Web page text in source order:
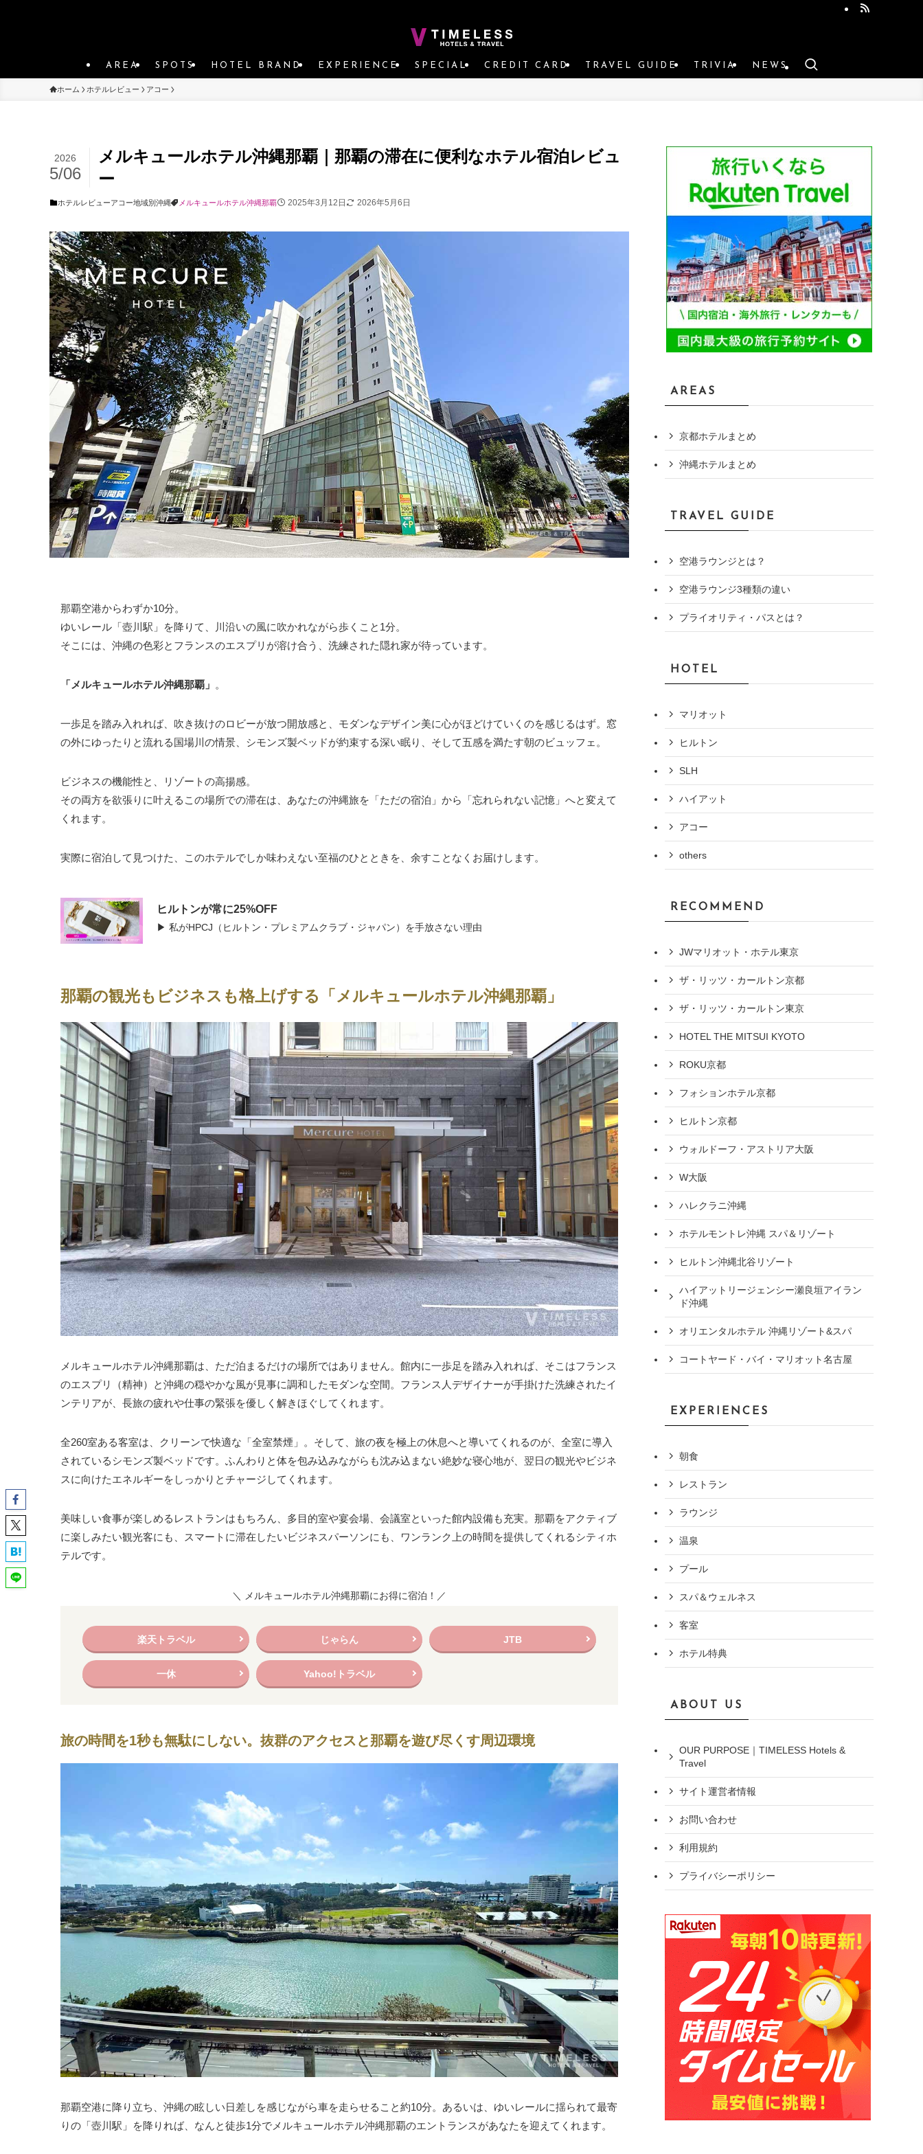
AREA SPOTS HOTEL BRAND EXPERIENCE SPECIAL CREDIT CARD TRAVEL GUIDE TRIVIA NEWS
ホーム ホテルレビュー アコー
メルキュールホテル沖縄那覇｜那覇の滞在に便利なホテル宿泊レビュ
ー
2026
5/06
ホテルレビューアコー地域別沖縄 メルキュールホテル沖縄那覇 2025年3月12日 2026年5月6日
那覇空港からわずか10分。
ゆいレール「壺川駅」を降りて、川沿いの風に吹かれながら歩くこと1分。
そこには、沖縄の色彩とフランスのエスプリが溶け合う、洗練された隠れ家が待っています。
「メルキュールホテル沖縄那覇」 。
一歩足を踏み入れれば、吹き抜けのロビーが放つ開放感と、モダンなデザイン美に心がほどけていくのを感じるはず。窓
の外にゆったりと流れる国場川の情景、シモンズ製ベッドが約束する深い眠り、そして五感を満たす朝のビュッフェ。
ビジネスの機能性と、リゾートの高揚感。
その両方を欲張りに叶えるこの場所での滞在は、あなたの沖縄旅を「ただの宿泊」から「忘れられない記憶」へと変えて
くれます。
実際に宿泊して見つけた、このホテルでしか味わえない至福のひとときを、余すことなくお届けします。
ヒルトンが常に25%OFF
▶ 私がHPCJ（ヒルトン・プレミアムクラブ・ジャパン）を手放さない理由
那覇の観光もビジネスも格上げする「メルキュールホテル沖縄那覇」
メルキュールホテル沖縄那覇は、ただ泊まるだけの場所ではありません。館内に一歩足を踏み入れれば、そこはフランス
のエスプリ（精神）と沖縄の穏やかな風が見事に調和したモダンな空間。フランス人デザイナーが手掛けた洗練されたイ
ンテリアが、長旅の疲れや仕事の緊張を優しく解きほぐしてくれます。
全260室ある客室は、クリーンで快適な「全室禁煙」。そして、旅の夜を極上の休息へと導いてくれるのが、全室に導入
されているシモンズ製ベッドです。ふんわりと体を包み込みながらも沈み込まない絶妙な寝心地が、翌日の観光やビジネ
スに向けたエネルギーをしっかりとチャージしてくれます。
美味しい食事が楽しめるレストランはもちろん、多目的室や宴会場、会議室といった館内設備も充実。那覇をアクティブ
に楽しみたい観光客にも、スマートに滞在したいビジネスパーソンにも、ワンランク上の時間を提供してくれるシティホ
テルです。
＼ メルキュールホテル沖縄那覇にお得に宿泊！／
楽天トラベル じゃらん JTB
一休 Yahoo!トラベル
旅の時間を1秒も無駄にしない。抜群のアクセスと那覇を遊び尽くす周辺環境
那覇空港に降り立ち、沖縄の眩しい日差しを感じながら車を走らせること約10分。あるいは、ゆいレールに揺られて最寄
りの「壺川駅」を降りれば、なんと徒歩1分でメルキュールホテル沖縄那覇のエントランスがあなたを迎えてくれます。
AREAS
京都ホテルまとめ
沖縄ホテルまとめ
TRAVEL GUIDE
空港ラウンジとは？
空港ラウンジ3種類の違い
プライオリティ・パスとは？
HOTEL
マリオット
ヒルトン
SLH
ハイアット
アコー
others
RECOMMEND
JWマリオット・ホテル東京
ザ・リッツ・カールトン京都
ザ・リッツ・カールトン東京
HOTEL THE MITSUI KYOTO
ROKU京都
フォションホテル京都
ヒルトン京都
ウォルドーフ・アストリア大阪
W大阪
ハレクラニ沖縄
ホテルモントレ沖縄 スパ＆リゾート
ヒルトン沖縄北谷リゾート
ハイアットリージェンシー瀬良垣アイラン
ド沖縄
オリエンタルホテル 沖縄リゾート&スパ
コートヤード・バイ・マリオット名古屋
EXPERIENCES
朝食
レストラン
ラウンジ
温泉
プール
スパ＆ウェルネス
客室
ホテル特典
ABOUT US
OUR PURPOSE｜TIMELESS Hotels &
Travel
サイト運営者情報
お問い合わせ
利用規約
プライバシーポリシー